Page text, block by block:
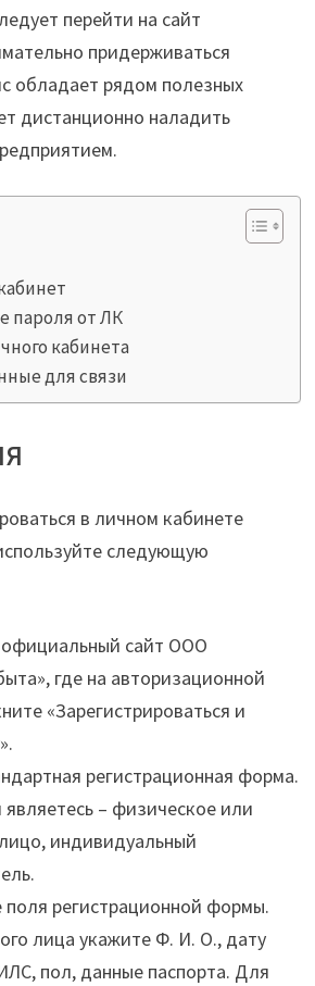
перейти на сайт
придерживаться
обладает рядом полезных
дистанционно наладить
пароля от ЛК
кабинета
для связи
в личном кабинете
следующую
сайт ООО
где на авторизационной
«Зарегистрироваться и
регистрационная форма.
– физическое или
индивидуальный
поля регистрационной формы.
лица укажите Ф. И. О., дату
пол, данные паспорта. Для